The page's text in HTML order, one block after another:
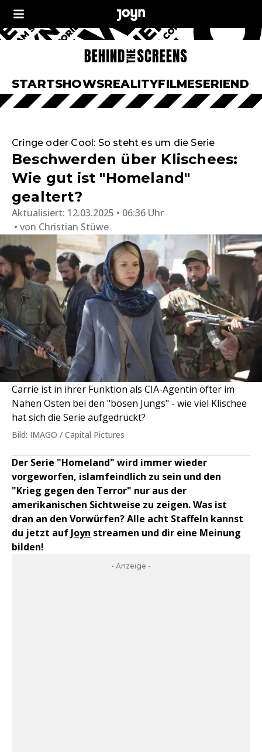
STARTSHOWSREALITYFILMESERIEN
Cringe oder Cool: So steht es um die Serie
Beschwerden über Klischees:
Wie gut ist "Homeland"
gealtert?
Aktualisiert: 12.03.2025 • 06:36 Uhr
von Christian Stüwe
Carrie ist in ihrer Funktion als CIA-Agentin öfter im
Nahen Osten bei den "bösen Jungs" - wie viel Klischee
hat sich die Serie aufgedrückt?
Bild: IMAGO / Capital Pictures
Der Serie "Homeland" wird immer wieder
vorgeworfen, islamfeindlich zu sein und den
"Krieg gegen den Terror" nur aus der
amerikanischen Sichtweise zu zeigen. Was ist
dran an den Vorwürfen? Alle acht Staffeln kannst
du jetzt auf Joyn streamen und dir eine Meinung
bilden!
- Anzeige -